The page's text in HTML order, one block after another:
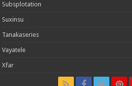
Subsplotation
Suxinsu
Tanakaseries
Vayatele
Xfar